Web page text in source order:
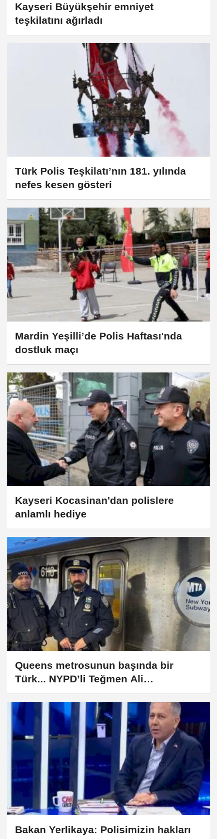
Kayseri Büyükşehir emniyet
teşkilatını ağırladı
Türk Polis Teşkilatı’nın 181. yılında
nefes kesen gösteri
Mardin Yeşilli’de Polis Haftası'nda
dostluk maçı
Kayseri Kocasinan'dan polislere
anlamlı hediye
Queens metrosunun başında bir
Türk... NYPD’li Teğmen Ali
Hammutoğlu’ndan gençlere çağrı
Bakan Yerlikaya: Polisimizin hakları